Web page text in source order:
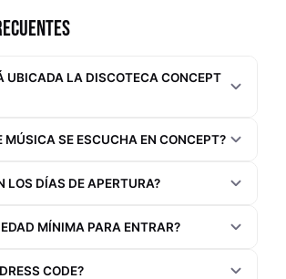
UBICADA LA DISCOTECA CONCEPT
MÚSICA SE ESCUCHA EN CONCEPT?
LOS DÍAS DE APERTURA?
MÍNIMA PARA ENTRAR?
CODE?